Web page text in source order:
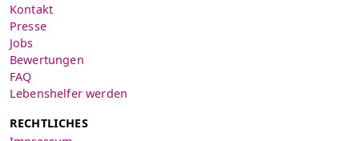
Kontakt
Presse
Jobs
Bewertungen
FAQ
Lebenshelfer werden
RECHTLICHES